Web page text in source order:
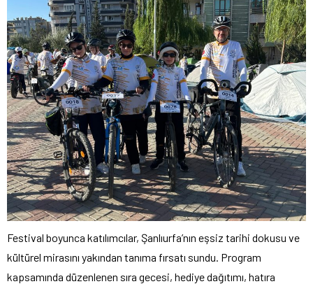
Festival boyunca katılımcılar, Şanlıurfa’nın eşsiz tarihi dokusu ve
kültürel mirasını yakından tanıma fırsatı sundu. Program
kapsamında düzenlenen sıra gecesi, hediye dağıtımı, hatıra